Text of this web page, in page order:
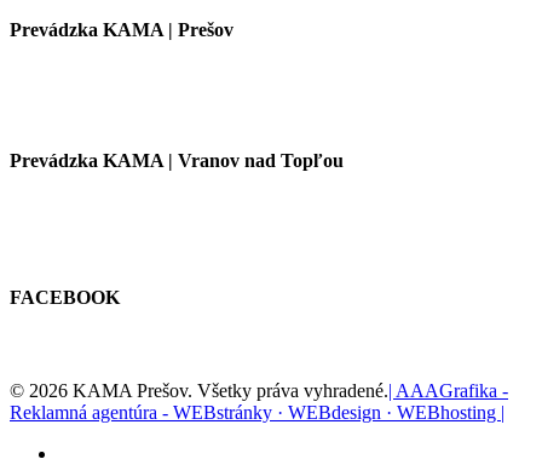
Prevádzka KAMA | Prešov
Prevádzka KAMA | Vranov nad Topľou
FACEBOOK
© 2026 KAMA Prešov. Všetky práva vyhradené.| AAAGrafika -
Reklamná agentúra - WEBstránky · WEBdesign · WEBhosting |